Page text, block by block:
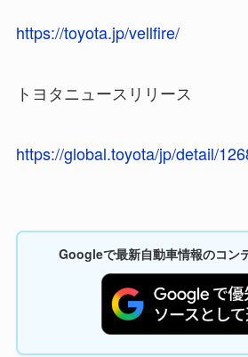
https://toyota.jp/vellfire/
トヨタニュースリリース
https://global.toyota/jp/detail/
Googleで最新自動車情報のコン